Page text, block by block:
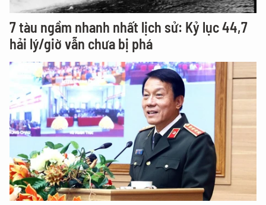
7 tàu ngầm nhanh nhất lịch sử: Kỷ lục 44,7
hải lý/giờ vẫn chưa bị phá